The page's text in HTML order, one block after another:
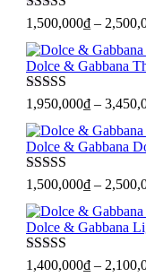
Được xếp
1,500,000₫ –
Dolce & Gabbana
Được xếp
1,950,000₫ –
Dolce & Gabbana
Được xếp
1,500,000₫ –
Dolce & Gabbana
Được xếp
1,400,000₫ –